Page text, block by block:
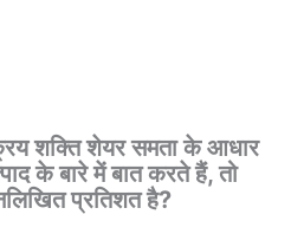
शक्ति शेयर समता के आधार
के बारे में बात करते हैं, तो
प्रतिशत है?